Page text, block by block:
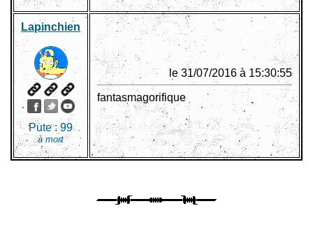
Lapinchien
Pute :99
à mort
le 31/07/2016 à 15:30:55
fantasmagorifique